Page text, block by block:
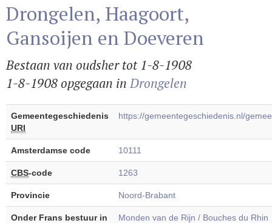
Drongelen, Haagoort,
Gansoijen en Doeveren
Bestaan van oudsher tot 1-8-1908
1-8-1908 opgegaan inDrongelen
Gemeentegeschiedenis
URI
https://gemeentegeschiedenis.nl/
Amsterdamse code 10111
CBS-code 1263
Provincie Noord-Brabant
Onder Frans bestuur in
Monden van de Rijn / Bouches du Rhin